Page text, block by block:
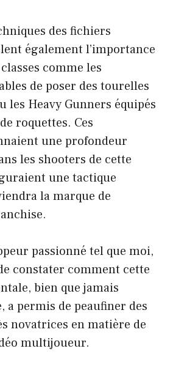
des fichiers
également l’importance
comme les
de poser des tourelles
les Heavy Gunners équipés
roquettes. Ces
une profondeur
les shooters de cette
une tactique
la marque de
passionné tel que moi,
constater comment cette
bien que jamais
a permis de peaufiner des
novatrices en matière de
multijoueur.